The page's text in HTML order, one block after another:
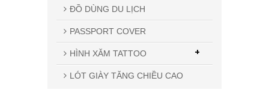
ĐỒ DÙNG DU LỊCH
PASSPORT COVER
HÌNH XĂM TATTOO +
LÓT GIÀY TĂNG CHIỀU CAO